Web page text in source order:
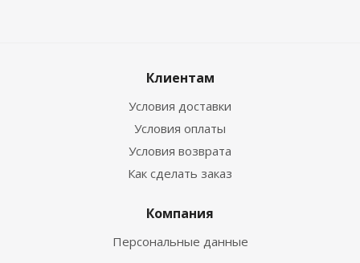
Клиентам
Условия доставки
Условия оплаты
Условия возврата
Как сделать заказ
Компания
Персональные данные